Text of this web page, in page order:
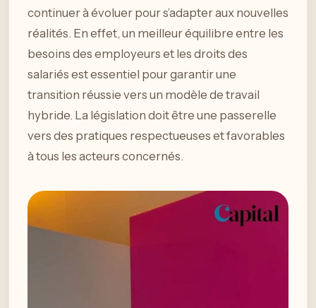
continuer à évoluer pour s’adapter aux nouvelles
réalités. En effet, un meilleur équilibre entre les
besoins des employeurs et les droits des
salariés est essentiel pour garantir une
transition réussie vers un modèle de travail
hybride. La législation doit être une passerelle
vers des pratiques respectueuses et favorables
à tous les acteurs concernés.